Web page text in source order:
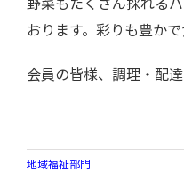
おります。彩りも豊か
会員の皆様、調理・配
地域福祉部門